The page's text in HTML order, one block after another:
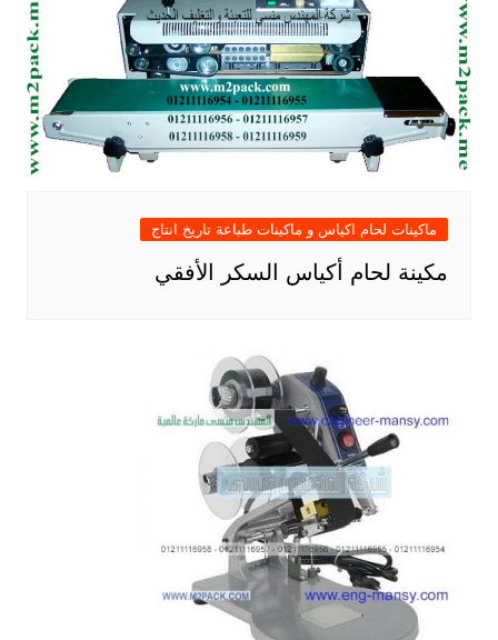
ماكينات لحام اكياس و ماكينات طباعة تاريخ انتاج
مكينة لحام أكياس السكر الأفقي